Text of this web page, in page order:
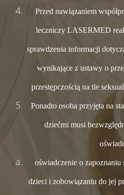
Przed nawiązaniem
leczniczy LASERMED
sprawdzenia informacji
wynikające z ustawy o
przestępczością na tle
Ponadto osoba przyjęta na
dziećmi musi
oświadczenie o zapoznaniu
dzieci i zobowiązaniu do jej